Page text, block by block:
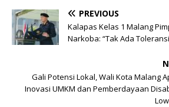
PREVIOUS
Kalapas Kelas 1 Malang
Narkoba: “Tak Ada
Gali Potensi Lokal, Wali Kota Malang
Inovasi UMKM dan Pemberdayaan